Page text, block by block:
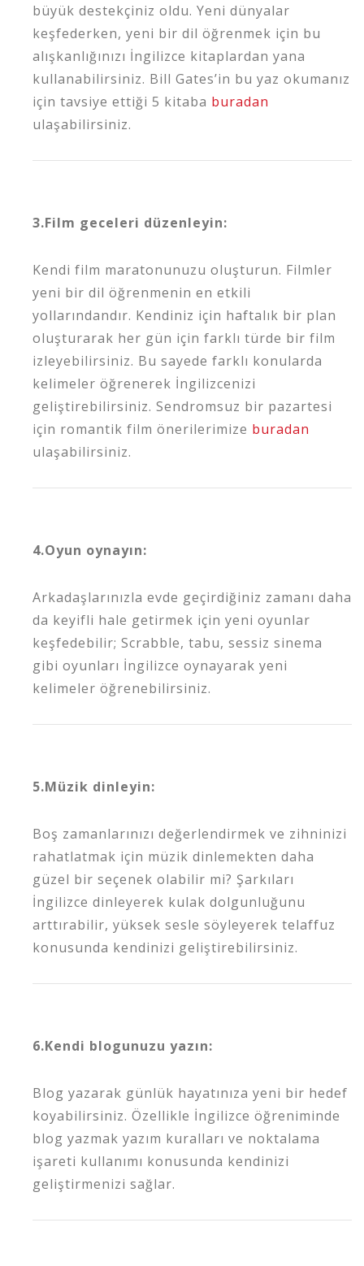
büyük destekçiniz oldu. Yeni dünyalar
keşfederken, yeni bir dil öğrenmek için bu
alışkanlığınızı İngilizce kitaplardan yana
kullanabilirsiniz. Bill Gates’in bu yaz okumanız
için tavsiye ettiği 5 kitaba buradan
ulaşabilirsiniz.
3.Film geceleri düzenleyin:
Kendi film maratonunuzu oluşturun. Filmler
yeni bir dil öğrenmenin en etkili
yollarındandır. Kendiniz için haftalık bir plan
oluşturarak her gün için farklı türde bir film
izleyebilirsiniz. Bu sayede farklı konularda
kelimeler öğrenerek İngilizcenizi
geliştirebilirsiniz. Sendromsuz bir pazartesi
için romantik film önerilerimize buradan
ulaşabilirsiniz.
4.Oyun oynayın:
Arkadaşlarınızla evde geçirdiğiniz zamanı daha
da keyifli hale getirmek için yeni oyunlar
keşfedebilir; Scrabble, tabu, sessiz sinema
gibi oyunları İngilizce oynayarak yeni
kelimeler öğrenebilirsiniz.
5.Müzik dinleyin:
Boş zamanlarınızı değerlendirmek ve zihninizi
rahatlatmak için müzik dinlemekten daha
güzel bir seçenek olabilir mi? Şarkıları
İngilizce dinleyerek kulak dolgunluğunu
arttırabilir, yüksek sesle söyleyerek telaffuz
konusunda kendinizi geliştirebilirsiniz.
6.Kendi blogunuzu yazın:
Blog yazarak günlük hayatınıza yeni bir hedef
koyabilirsiniz. Özellikle İngilizce öğreniminde
blog yazmak yazım kuralları ve noktalama
işareti kullanımı konusunda kendinizi
geliştirmenizi sağlar.